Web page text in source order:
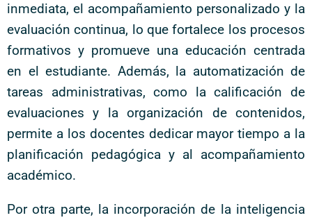
inmediata, el acompañamiento personalizado y la
evaluación continua, lo que fortalece los procesos
formativos y promueve una educación centrada
en el estudiante. Además, la automatización de
tareas administrativas, como la calificación de
evaluaciones y la organización de contenidos,
permite a los docentes dedicar mayor tiempo a la
planificación pedagógica y al acompañamiento
académico.
Por otra parte, la incorporación de la inteligencia